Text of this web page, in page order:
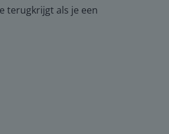
terugkrijgt als je een